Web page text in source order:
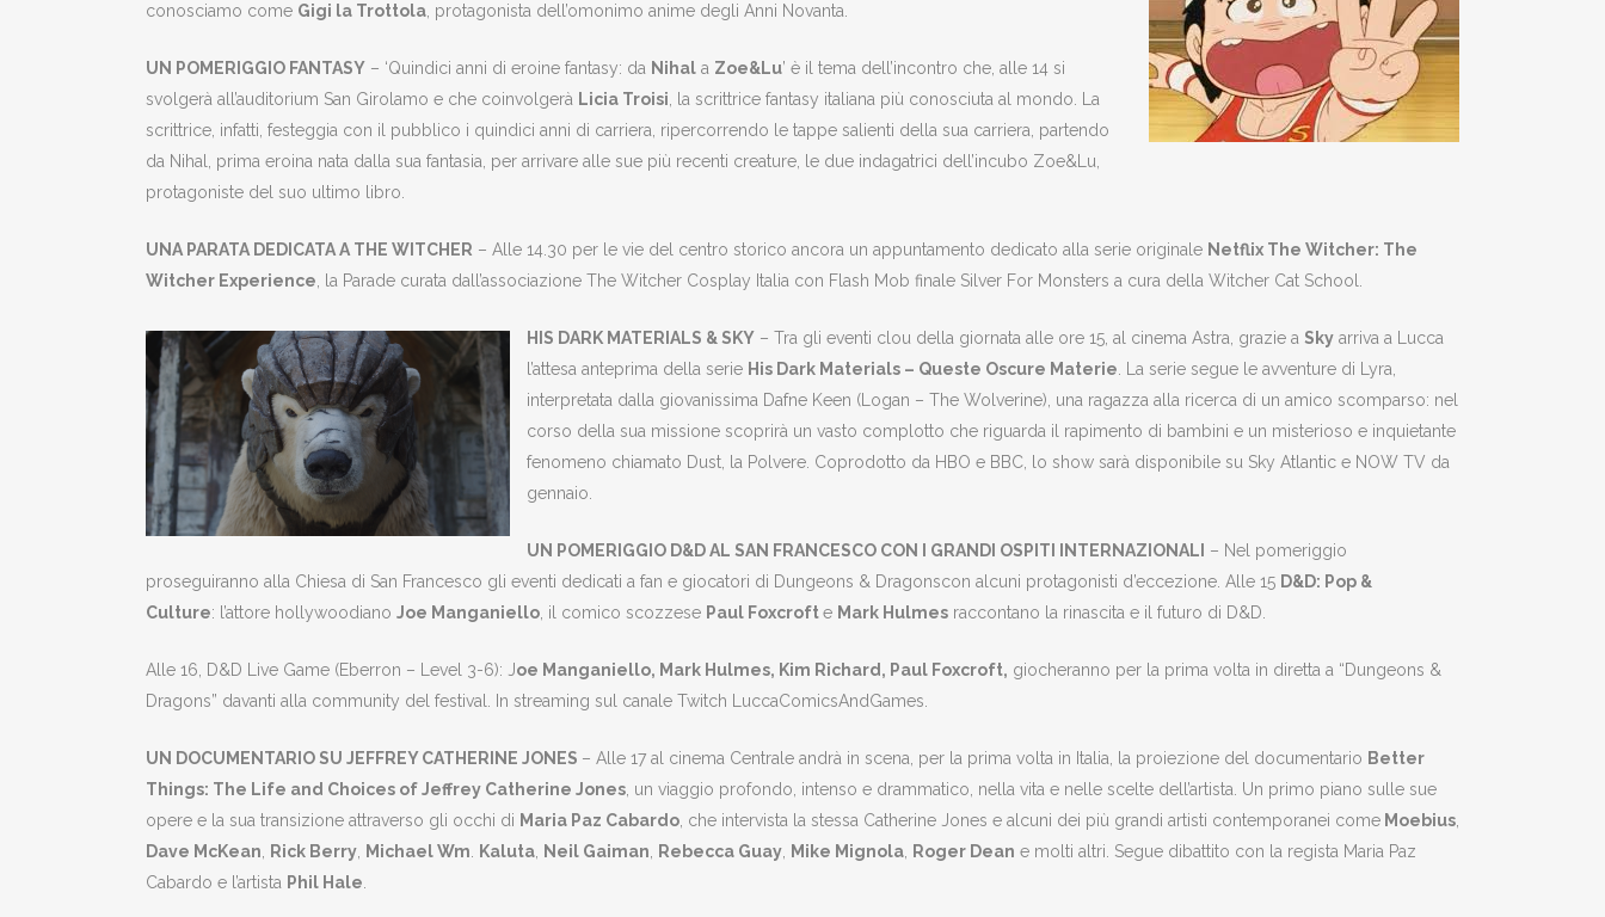
conosciamo come Gigi la Trottola , protagonista dell’omonimo anime degli Anni Novanta.
UN POMERIGGIO FANTASY – ‘Quindici anni di eroine fantasy: da Nihal a Zoe&Lu’ è il tema dell’incontro che, alle 14 si
svolgerà all’auditorium San Girolamo e che coinvolgerà Licia Troisi , la scrittrice fantasy italiana più conosciuta al mondo. La
scrittrice, infatti, festeggia con il pubblico i quindici anni di carriera, ripercorrendo le tappe salienti della sua carriera, partendo
da Nihal, prima eroina nata dalla sua fantasia, per arrivare alle sue più recenti creature, le due indagatrici dell’incubo Zoe&Lu,
protagoniste del suo ultimo libro.
UNA PARATA DEDICATA A THE WITCHER – Alle 14.30 per le vie del centro storico ancora un appuntamento dedicato alla serie originale Netflix The Witcher: The
Witcher Experience , la Parade curata dall’associazione The Witcher Cosplay Italia con Flash Mob finale Silver For Monsters a cura della Witcher Cat School.
HIS DARK MATERIALS & SKY – Tra gli eventi clou della giornata alle ore 15, al cinema Astra, grazie a Sky arriva a Lucca
l’attesa anteprima della serie His Dark Materials – Queste Oscure Materie . La serie segue le avventure di Lyra,
interpretata dalla giovanissima Dafne Keen (Logan – The Wolverine), una ragazza alla ricerca di un amico scomparso: nel
corso della sua missione scoprirà un vasto complotto che riguarda il rapimento di bambini e un misterioso e inquietante
fenomeno chiamato Dust, la Polvere. Coprodotto da HBO e BBC, lo show sarà disponibile su Sky Atlantic e NOW TV da
gennaio.
UN POMERIGGIO D&D AL SAN FRANCESCO CON I GRANDI OSPITI INTERNAZIONALI
– Nel pomeriggio
proseguiranno alla Chiesa di San Francesco gli eventi dedicati a fan e giocatori di Dungeons & Dragonscon alcuni protagonisti d’eccezione. Alle 15 D&D: Pop &
Culture: l’attore hollywoodiano Joe Manganiello , il comico scozzese Paul Foxcrofte Mark Hulmes raccontano la rinascita e il futuro di D&D.
Alle 16, D&D Live Game (Eberron – Level 3-6): Joe Manganiello, Mark Hulmes, Kim Richard, Paul Foxcroft, giocheranno per la prima volta in diretta a “Dungeons &
Dragons” davanti alla community del festival. In streaming sul canale Twitch LuccaComicsAndGames.
UN DOCUMENTARIO SU JEFFREY CATHERINE JONES – Alle 17 al cinema Centrale andrà in scena, per la prima volta in Italia, la proiezione del documentario Better
Things: The Life and Choices of Jeffrey Catherine Jones , un viaggio profondo, intenso e drammatico, nella vita e nelle scelte dell’artista. Un primo piano sulle sue
opere e la sua transizione attraverso gli occhi di Maria Paz Cabardo , che intervista la stessa Catherine Jones e alcuni dei più grandi artisti contemporanei come Moebius
Dave McKean
Rick Berry Michael Wm Kaluta Neil Gaiman Rebecca Guay Mike Mignola Roger Dean e molti altri. Segue dibattito con la regista Maria Paz
Cabardo e l’artista Phil Hale